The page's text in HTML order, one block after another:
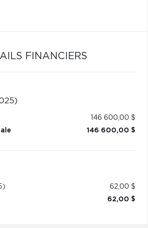
FINANCIERS
146 600,00 $
146 600,00 $
62,00 $
62,00 $